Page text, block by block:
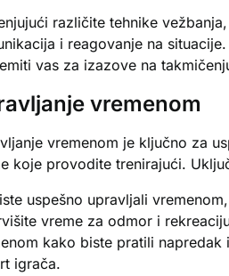
različite tehnike
i reagovanje na
vas za izazove na
vremenom
vremenom je ključno za
koje provodite trenirajući.
uspešno upravljali
vreme za odmor i
kako biste pratili
igrača.